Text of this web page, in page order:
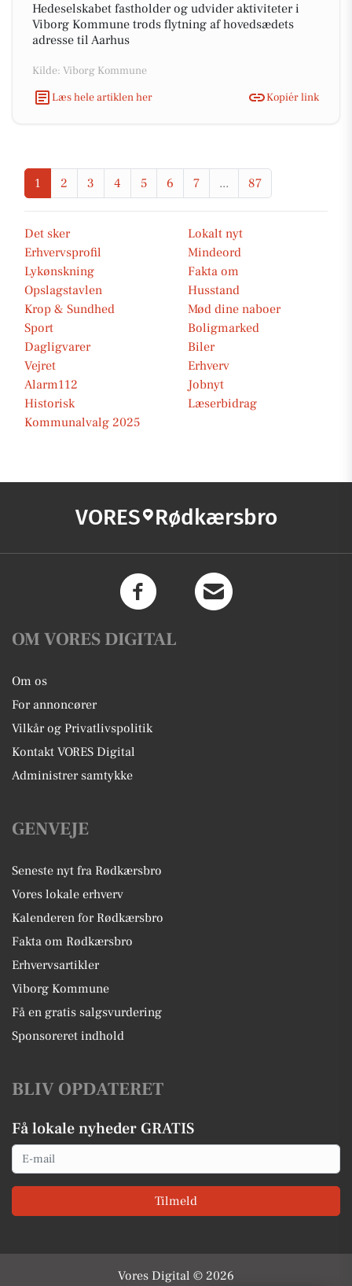
Hedeselskabet fastholder og udvider aktiviteter i
Viborg Kommune trods flytning af hovedsædets
adresse til Aarhus
Kilde: Viborg Kommune
Læs hele artiklen her
Kopiér link
1 2 3 4 5 6 7 ... 87
Det sker
Lokalt nyt
Erhvervsprofil
Mindeord
Lykønskning
Fakta om
Opslagstavlen
Husstand
Krop & Sundhed
Mød dine naboer
Sport
Boligmarked
Dagligvarer
Biler
Vejret
Erhverv
Alarm112
Jobnyt
Historisk
Læserbidrag
Kommunalvalg 2025
VORES Rødkærsbro
OM VORES DIGITAL
Om os
For annoncører
Vilkår og Privatlivspolitik
Kontakt VORES Digital
Administrer samtykke
GENVEJE
Seneste nyt fra Rødkærsbro
Vores lokale erhverv
Kalenderen for Rødkærsbro
Fakta om Rødkærsbro
Erhvervsartikler
Viborg Kommune
Få en gratis salgsvurdering
Sponsoreret indhold
BLIV OPDATERET
Få lokale nyheder GRATIS
Email
Tilmeld
Vores Digital © 2026